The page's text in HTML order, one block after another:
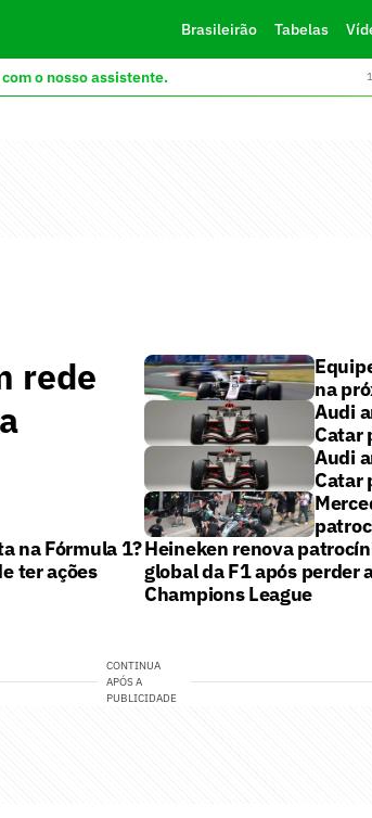
Brasileirão Tabelas
o nosso assistente.
rede
na
Audi
Catar
Audi
Catar
na Fórmula 1?
ter ações
Heineken renova
global da F1 após perder
Champions League
CONTINUA
APÓS A
PUBLICIDADE